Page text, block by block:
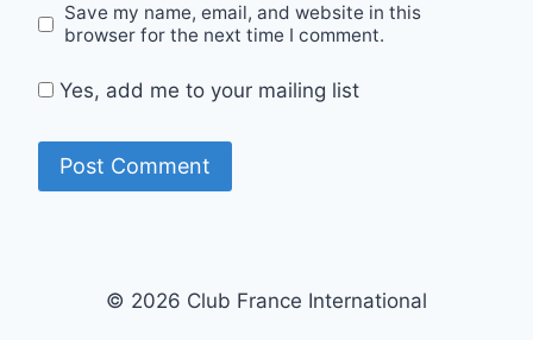
Save my name, email, and website in this
browser for the next time I comment.
Yes, add me to your mailing list
© 2026 Club France International